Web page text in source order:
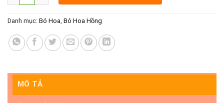
Danh mục: Bó Hoa Bó Hoa Hồng
MÔ TẢ